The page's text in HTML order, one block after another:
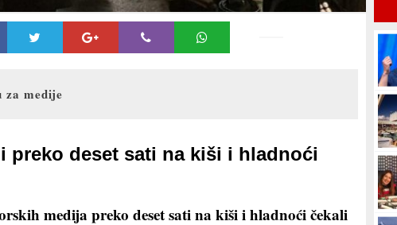
medije
preko deset sati na kiši i hladnoći
medija preko deset sati na kiši i hladnoći čekali